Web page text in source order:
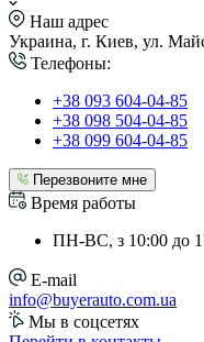
Наш адрес
Украина, г. Киев, ул.
Телефоны:
+38 093 604-04-85
+38 098 504-04-85
+38 099 604-04-85
Перезвоните мне
Время работы
ПН-ВС, з 10:00 до
E-mail
info@buyerauto.com.ua
Мы в соцсетях